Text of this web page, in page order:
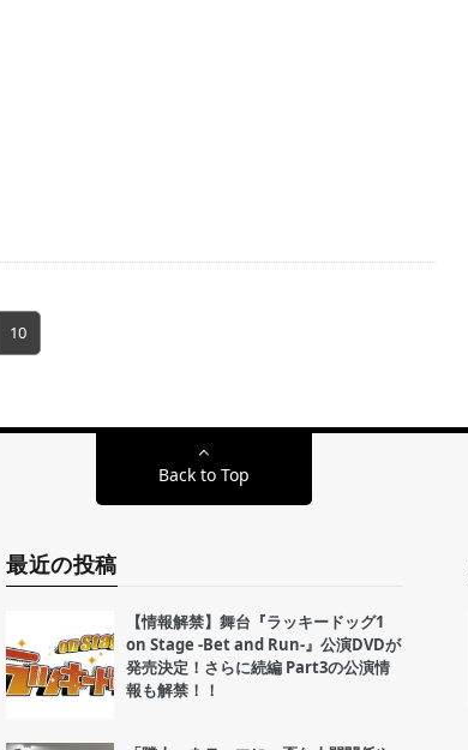
10
Back to Top
最近の投稿
【情報解禁】舞台『ラッキードッグ1
on Stage -Bet and Run-』公演DVDが
発売決定！さらに続編 Part3の公演情
報も解禁！！